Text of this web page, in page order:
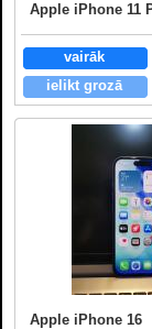
Apple iPhone 11
vairāk
ielikt grozā
Apple iPhone 16